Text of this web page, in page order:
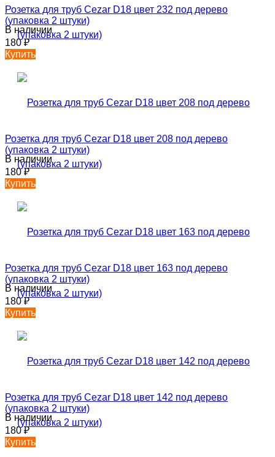
Розетка для труб Cezar D18 цвет 232 под дерево
(упаковка 2 штуки)
В наличии
180₽
Купить
Розетка для труб Cezar D18 цвет 208 под дерево
(упаковка 2 штуки)
В наличии
180₽
Купить
Розетка для труб Cezar D18 цвет 163 под дерево
(упаковка 2 штуки)
В наличии
180₽
Купить
Розетка для труб Cezar D18 цвет 142 под дерево
(упаковка 2 штуки)
В наличии
180₽
Купить